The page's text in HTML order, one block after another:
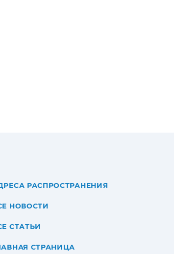
РАСПРОСТРАНЕНИЯ
НОВОСТИ
СТАТЬИ
СТРАНИЦА